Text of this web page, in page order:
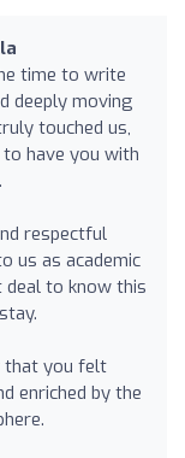
time to write
deeply moving
touched us,
have you with
respectful
us as academic
deal to know this
that you felt
enriched by the